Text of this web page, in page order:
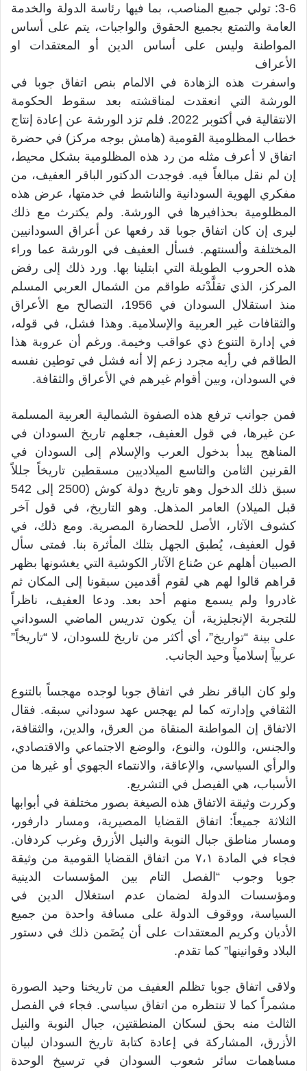
3-6: تولي جميع المناصب، بما فيها رئاسة الدولة والخدمة
العامة والتمتع بجميع الحقوق والواجبات، يتم على أساس
المواطنة وليس على أساس الدين أو المعتقدات او
الأعراف
واسفرت هذه الزهادة في الالمام بنص اتفاق جوبا في
الورشة التي انعقدت لمناقشته بعد سقوط الحكومة
الانتقالية في أكتوبر 2022. فلم تزد الورشة عن إعادة إنتاج
خطاب المظلومية القومية (هامش بوجه مركز) في حضرة
اتفاق لا أعرف مثله من رد هذه المظلومية بشكل محيط،
إن لم نقل مبالغاً فيه. فوجدت الدكتور الباقر العفيف، من
مفكري الهوية السودانية والناشط في خدمتها، عرض هذه
المظلومية بحذافيرها في الورشة. ولم يكترث مع ذلك
ليرى إن كان اتفاق جوبا قد رفعها عن أعراق السودانيين
المختلفة وألسنتهم. فسأل العفيف في الورشة عما وراء
هذه الحروب الطويلة التي ابتلينا بها. ورد ذلك إلى رفض
المركز، الذي تقلَّدْته طواقم من الشمال العربي المسلم
منذ استقلال السودان في 1956، التصالح مع الأعراق
والثقافات غير العربية والإسلامية. وهذا فشل، في قوله،
في إدارة التنوع ذي عواقب وخيمة. ورغم أن عروبة هذا
الطاقم في رأيه مجرد زعم إلا أنه فشل في توطين نفسه
في السودان، وبين أقوام غيرهم في الأعراق والثقافة.
فمن جوانب ترفع هذه الصفوة الشمالية العربية المسلمة
عن غيرها، في قول العفيف، جعلهم تاريخ السودان في
المناهج يبدأ بدخول العرب والإسلام إلى السودان في
القرنين الثامن والتاسع الميلاديين مسقطين تاريخاً جللاً
سبق ذلك الدخول وهو تاريخ دولة كوش (2500 إلى 542
قبل الميلاد) العامر المذهل. وهو التاريخ، في قول آخر
كشوف الآثار، الأصل للحضارة المصرية. ومع ذلك، في
قول العفيف، يُطبق الجهل بتلك المأثرة بنا. فمتى سأل
الصبيان أهلهم عن صُناع الآثار الكوشية التي يغشونها بظهر
قراهم قالوا لهم هي لقوم أقدمين سبقونا إلى المكان ثم
غادروا ولم يسمع منهم أحد بعد. ودعا العفيف، ناظراً
للتجربة الإنجليزية، أن يكون تدريس الماضي السوداني
على بينة “تواريخ”، أي أكثر من تاريخ للسودان، لا “تاريخاً”
عربياً إسلامياً وحيد الجانب.
ولو كان الباقر نظر في اتفاق جوبا لوجده مهجساً بالتنوع
الثقافي وإدارته كما لم يهجس عهد سوداني سبقه. فقال
الاتفاق إن المواطنة المنقاة من العرق، والدين، والثقافة،
والجنس، واللون، والنوع، والوضع الاجتماعي والاقتصادي،
والرأي السياسي، والإعاقة، والانتماء الجهوي أو غيرها من
الأسباب، هي الفيصل في التشريع.
وكررت وثيقة الاتفاق هذه الصيغة بصور مختلفة في أبوابها
الثلاثة جميعاً: اتفاق القضايا المصيرية، ومسار دارفور،
ومسار مناطق جبال النوبة والنيل الأزرق وغرب كردفان.
فجاء في المادة ٧،١ من اتفاق القضايا القومية من وثيقة
جوبا وجوب “الفصل التام بين المؤسسات الدينية
ومؤسسات الدولة لضمان عدم استغلال الدين في
السياسة، ووقوف الدولة على مسافة واحدة من جميع
الأديان وكريم المعتقدات على أن يُضَمن ذلك في دستور
البلاد وقوانينها” كما تقدم.
ولاقى اتفاق جوبا تظلم العفيف من تاريخنا وحيد الصورة
مشمراً كما لا تنتظره من اتفاق سياسي. فجاء في الفصل
الثالث منه بحق لسكان المنطقتين، جبال النوبة والنيل
الأزرق، المشاركة في إعادة كتابة تاريخ السودان لبيان
مساهمات سائر شعوب السودان في ترسيخ الوحدة